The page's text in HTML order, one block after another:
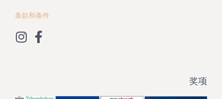
条款和条件
奖项